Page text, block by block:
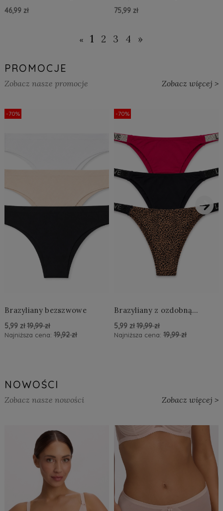
46,99 zł 75,99 zł
Do Koszyka »
« 1 2 3 4 »
PROMOCJE
Zobacz nasze promocje Zobacz więcej >
Brazyliany bezszwowe
5,99 zł 19,99 zł
Najniższa cena: 19,92 zł
-70%
Brazyliany z ozdobną
5,99 zł 19,99 zł
Najniższa cena: 19,99 zł
-70%
›
NOWOŚCI
Zobacz nasze nowości Zobacz więcej >